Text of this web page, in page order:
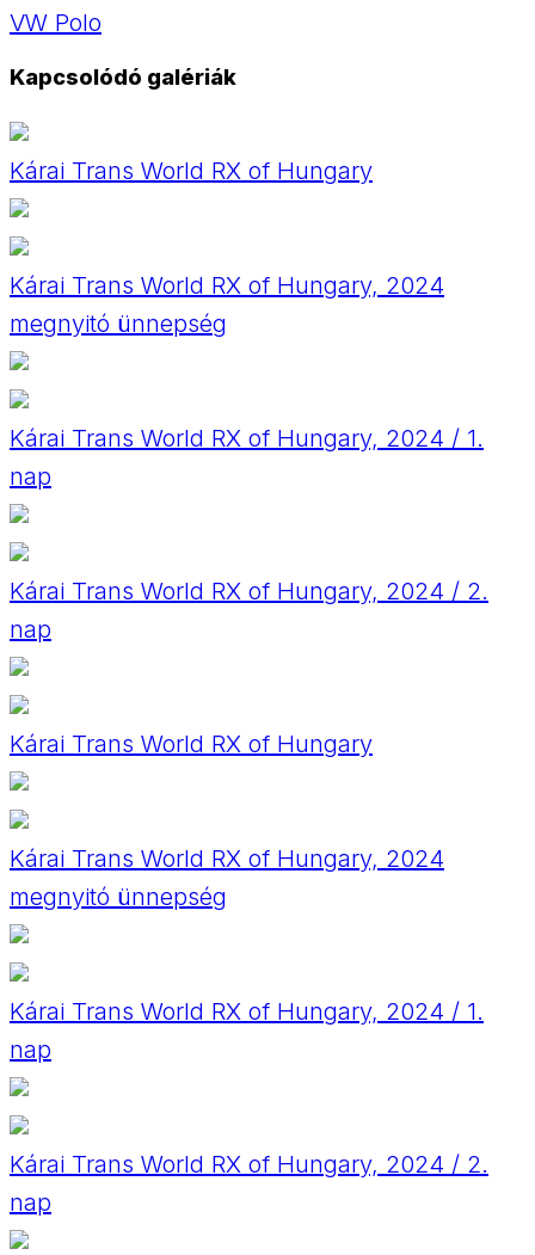
VW Polo
Kapcsolódó galériák
Kárai Trans World RX of Hungary
Kárai Trans World RX of Hungary, 2024
megnyitó ünnepség
Kárai Trans World RX of Hungary, 2024 / 1.
nap
Kárai Trans World RX of Hungary, 2024 / 2.
nap
Kárai Trans World RX of Hungary
Kárai Trans World RX of Hungary, 2024
megnyitó ünnepség
Kárai Trans World RX of Hungary, 2024 / 1.
nap
Kárai Trans World RX of Hungary, 2024 / 2.
nap